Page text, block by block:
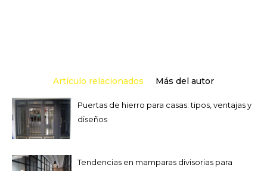
Artículo relacionados Más del autor
Puertas de hierro para casas: tipos, ventajas y
diseños
Tendencias en mamparas divisorias para